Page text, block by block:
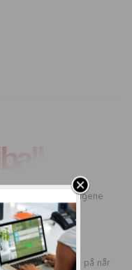
du disse 14 tingene
har tenkt på når